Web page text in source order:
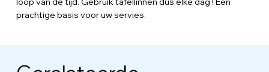
prachtige basis voor uw servies.